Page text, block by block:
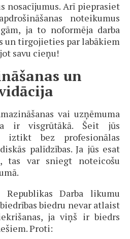
nosacījumus. Arī pieprasiet
noteikumus
ja to noformēja darba
un tirgojieties par labākiem
savu cieņu!
un
vai uzņēmuma
ir visgrūtākā. Šeit jūs
iztikt bez profesionālas
palīdzības. Ja jūs esat
tas var sniegt noteicošu
Republikas Darba likumu
biedru nevar atlaist
ja viņš ir biedrs
Proti: